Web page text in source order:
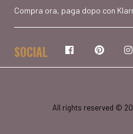
Compra ora, paga dopo con
SOCIAL Facebook
All rights reserved ©